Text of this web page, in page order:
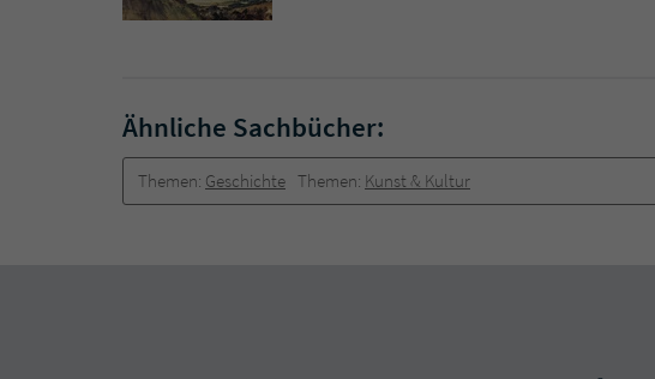
Ähnliche Sachbücher:
Themen: Geschichte Themen: Kunst & Kultur